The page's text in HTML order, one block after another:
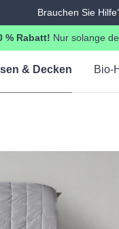
Brauchen Sie
% Rabatt! Nur solange
& Decken Bio-